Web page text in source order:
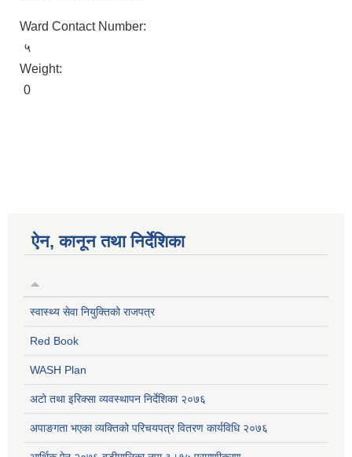
Ward Contact Number:
५
Weight:
0
ऐन, कानून तथा निर्देशिका
स्वास्थ्य सेवा नियुक्तिको राजपत्र
Red Book
WASH Plan
अटो तथा इरिक्सा व्यवस्थापन निर्देशिका २०७६
अपाङगता भएका व्यक्तिको परिचयपत्र वितरण कार्यविधि २०७६